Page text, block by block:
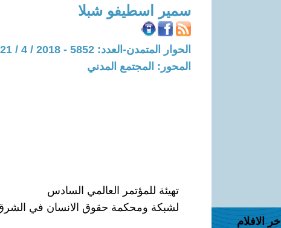
اخر الافلام
سمير اسطيفو شبلا
الحوار المتمدن-العدد: 5852 - 2018 / 4 / 21 - 14:14
المحور: المجتمع المدني
تهيئة للمؤتمر العالمي السادس
لشبكة ومحكمة حقوق الانسان في